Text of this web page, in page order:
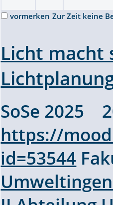
vormerken Zur Zeit keine
Licht macht
SoSe 2025
https://
id=53544